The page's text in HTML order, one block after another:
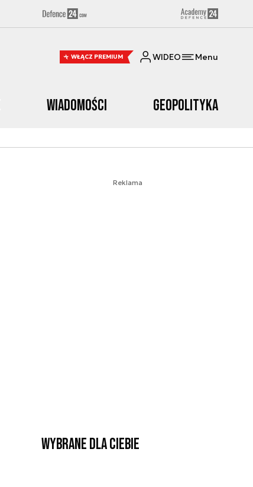
WŁĄCZ PREMIUM WIDEO Menu
Wiadomości Geopolityka
Reklama
Wybrane dla Ciebie